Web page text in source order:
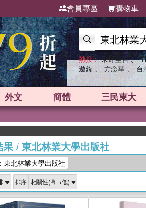
會員專區 購物車
熱搜： 東野圭吾 、
遊錄 、 方念華 、 台
外文 簡體 三民東大
英國
果/ 東北林業大學出版社
東北林業大學出版社
排序